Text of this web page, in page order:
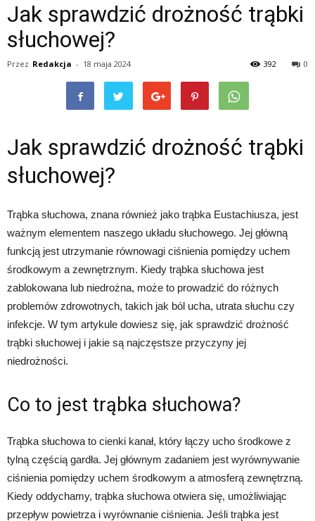
Jak sprawdzić drożność trąbki
słuchowej?
Przez Redakcja - 18 maja 2024 0
392
Jak sprawdzić drożność trąbki
słuchowej?
Trąbka słuchowa, znana również jako trąbka Eustachiusza, jest
ważnym elementem naszego układu słuchowego. Jej główną
funkcją jest utrzymanie równowagi ciśnienia pomiędzy uchem
środkowym a zewnętrznym. Kiedy trąbka słuchowa jest
zablokowana lub niedrożna, może to prowadzić do różnych
problemów zdrowotnych, takich jak ból ucha, utrata słuchu czy
infekcje. W tym artykule dowiesz się, jak sprawdzić drożność
trąbki słuchowej i jakie są najczęstsze przyczyny jej
niedrożności.
Co to jest trąbka słuchowa?
Trąbka słuchowa to cienki kanał, który łączy ucho środkowe z
tylną częścią gardła. Jej głównym zadaniem jest wyrównywanie
ciśnienia pomiędzy uchem środkowym a atmosferą zewnętrzną.
Kiedy oddychamy, trąbka słuchowa otwiera się, umożliwiając
przepływ powietrza i wyrównanie ciśnienia. Jeśli trąbka jest